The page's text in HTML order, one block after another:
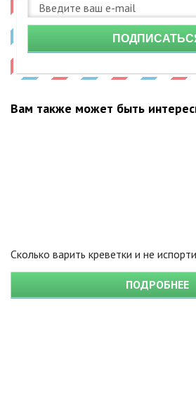
Вам также может быть
Сколько варить креветки и не
ПОДРОБНЕЕ